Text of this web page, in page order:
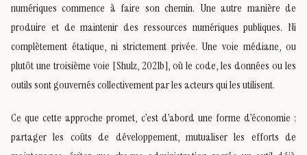
numériques commence à faire son chemin. Une autre manière de
produire et de maintenir des ressources numériques publiques. Ni
complètement étatique, ni strictement privée. Une voie médiane, ou
plutôt une troisième voie [Shulz, 2021b], où le code, les données ou les
outils sont gouvernés collectivement par les acteurs qui les utilisent.
Ce que cette approche promet, c’est d’abord une forme d’économie :
partager les coûts de développement, mutualiser les efforts de